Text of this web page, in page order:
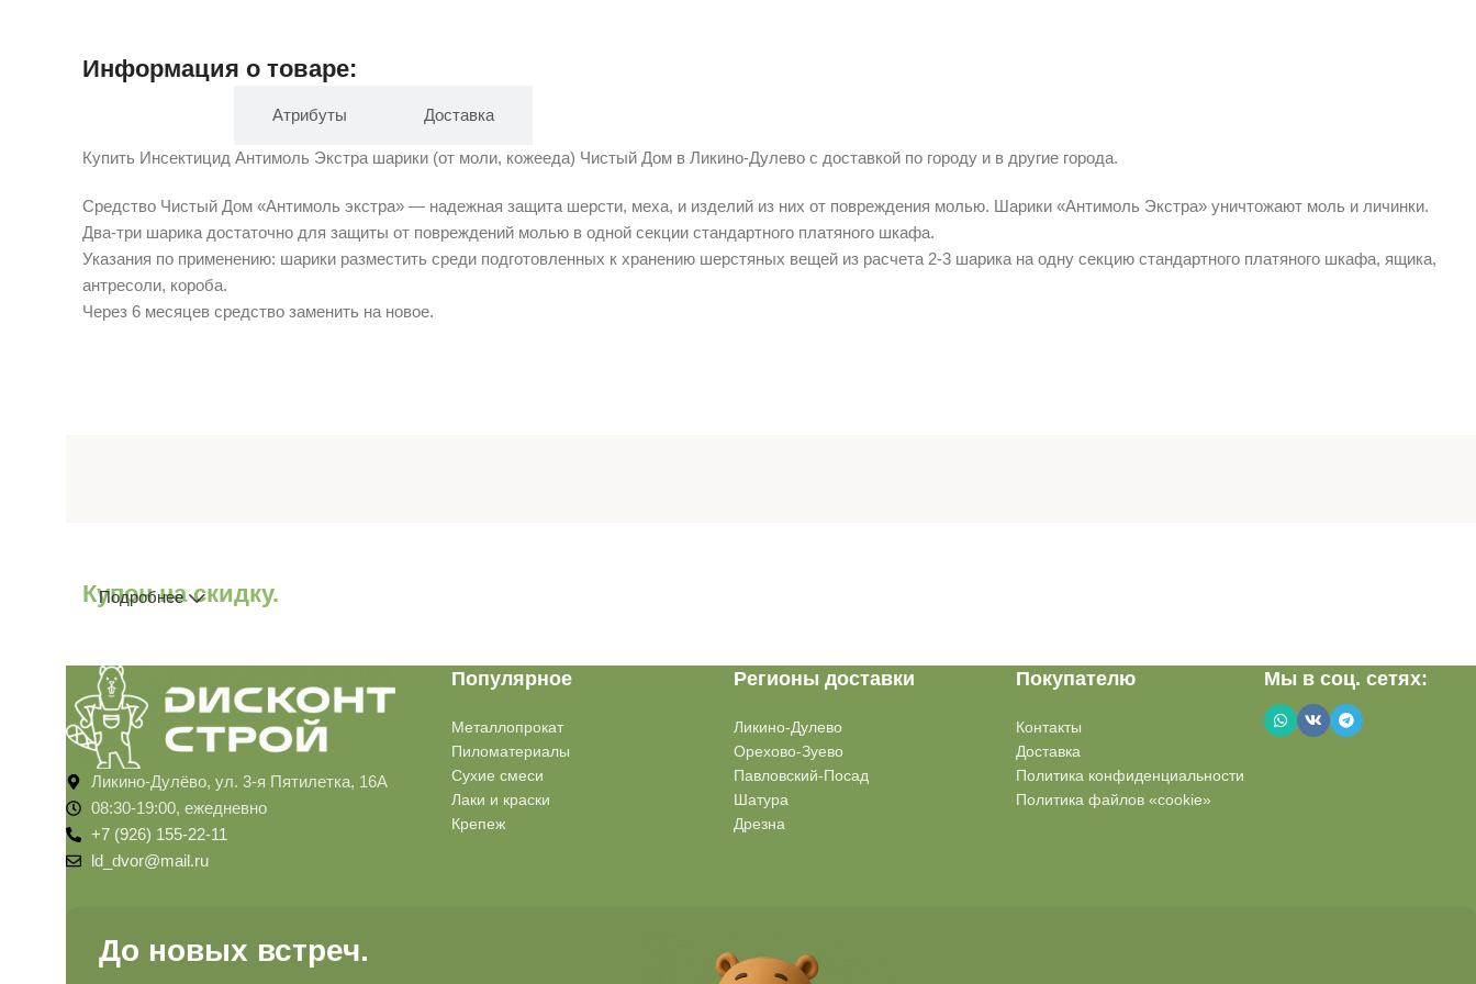
Информация о товаре:
Атрибуты Доставка
Купить Инсектицид Антимоль Экстра шарики (от моли, кожееда) Чистый Дом в Ликино-Дулево с доставкой по городу и в другие города.
Средство Чистый Дом «Антимоль экстра» — надежная защита шерсти, меха, и изделий из них от повреждения молью. Шарики «Антимоль Экстра» уничтожают моль и личинки.
Два-три шарика достаточно для защиты от повреждений молью в одной секции стандартного платяного шкафа.
Указания по применению: шарики разместить среди подготовленных к хранению шерстяных вещей из расчета 2-3 шарика на одну секцию стандартного платяного шкафа, ящика,
антресоли, короба.
Через 6 месяцев средство заменить на новое.
Купон на скидку.
Подробнее
Ликино-Дулёво, ул. 3-я Пятилетка, 16А
08:30-19:00, ежедневно
+7 (926) 155-22-11
ld_dvor@mail.ru
Популярное
Металлопрокат
Пиломатериалы
Сухие смеси
Лаки и краски
Крепеж
Регионы доставки
Ликино-Дулево
Орехово-Зуево
Павловский-Посад
Шатура
Дрезна
Покупателю
Контакты
Доставка
Политика конфиденциальности
Политика файлов «cookie»
Мы в соц. сетях:
До новых встреч.